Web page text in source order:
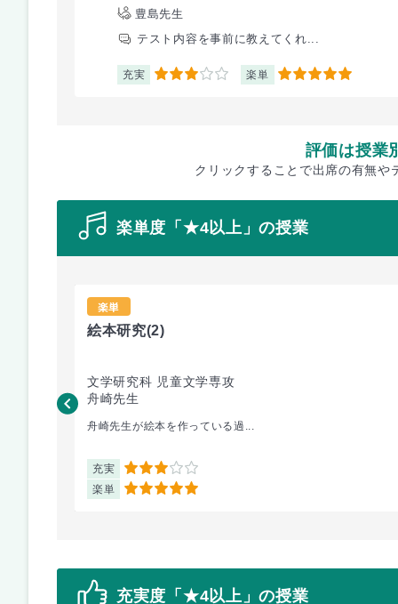
豊島先生
テスト内容を事前に教えてくれ...
充実 3 楽単 5
評価は授業
クリックすることで出席の有無や
楽単度「★4以上」の授業
楽単
絵本研究(2)
文学研究科 児童文学専攻
舟崎先生
舟崎先生が絵本を作っている過...
充実 3
楽単 5
充実度「★4以上」の授業